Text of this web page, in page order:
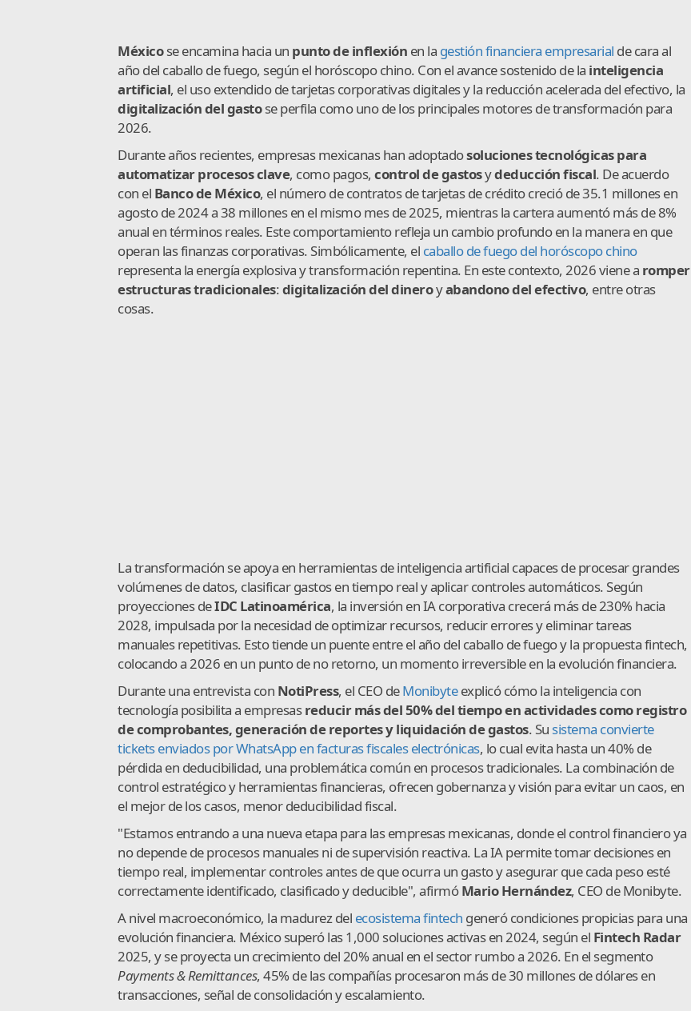
Méxicose encamina hacia un punto de inflexión en la gestión financiera empresarial de cara al
año del caballo de fuego, según el horóscopo chino. Con el avance sostenido de la inteligencia
artificial, el uso extendido de tarjetas corporativas digitales y la reducción acelerada del efectivo, la
digitalización del gastose perfila como uno de los principales motores de transformación para
2026.
Durante años recientes, empresas mexicanas han adoptadosoluciones tecnológicas para
automatizar procesos clave, como pagos, control de gastosydeducción fiscal. De acuerdo
con el Banco de México, el número de contratos de tarjetas de crédito creció de 35.1 millones en
agosto de 2024 a 38 millones en el mismo mes de 2025, mientras la cartera aumentó más de 8%
anual en términos reales. Este comportamiento refleja un cambio profundo en la manera en que
operan las finanzas corporativas. Simbólicamente, el caballo de fuego del horóscopo chino
representa la energía explosiva y transformación repentina. En este contexto, 2026 viene a romper
estructuras tradicionales:digitalización del dineroyabandono del efectivo, entre otras
cosas.
La transformación se apoya en herramientas de inteligencia artificial capaces de procesar grandes
volúmenes de datos, clasificar gastos en tiempo real y aplicar controles automáticos. Según
proyecciones deIDC Latinoamérica, la inversión en IA corporativa crecerá más de 230% hacia
2028, impulsada por la necesidad de optimizar recursos, reducir errores y eliminar tareas
manuales repetitivas. Esto tiende un puente entre el año del caballo de fuego y la propuesta fintech,
colocando a 2026 en un punto de no retorno, un momento irreversible en la evolución financiera.
Durante una entrevista con NotiPress, el CEO deMonibyteexplicó cómo la inteligencia con
tecnología posibilita a empresasreducir más del 50% del tiempo en actividades como registro
de comprobantes, generación de reportes y liquidación de gastos. Su sistema convierte
tickets enviados por WhatsApp en facturas fiscales electrónicas, lo cual evita hasta un 40% de
pérdida en deducibilidad, una problemática común en procesos tradicionales. La combinación de
control estratégico y herramientas financieras, ofrecen gobernanza y visión para evitar un caos, en
el mejor de los casos, menor deducibilidad fiscal.
"Estamos entrando a una nueva etapa para las empresas mexicanas, donde el control financiero ya
no depende de procesos manuales ni de supervisión reactiva. La IA permite tomar decisiones en
tiempo real, implementar controles antes de que ocurra un gasto y asegurar que cada peso esté
correctamente identificado, clasificado y deducible", afirmóMario Hernández, CEO de Monibyte.
A nivel macroeconómico, la madurez del ecosistema fintech generó condiciones propicias para una
evolución financiera. México superó las 1,000 soluciones activas en 2024, según el Fintech Radar
2025, y se proyecta un crecimiento del 20% anual en el sector rumbo a 2026. En el segmento
Payments & Remittances, 45% de las compañías procesaron más de 30 millones de dólares en
transacciones, señal de consolidación y escalamiento.